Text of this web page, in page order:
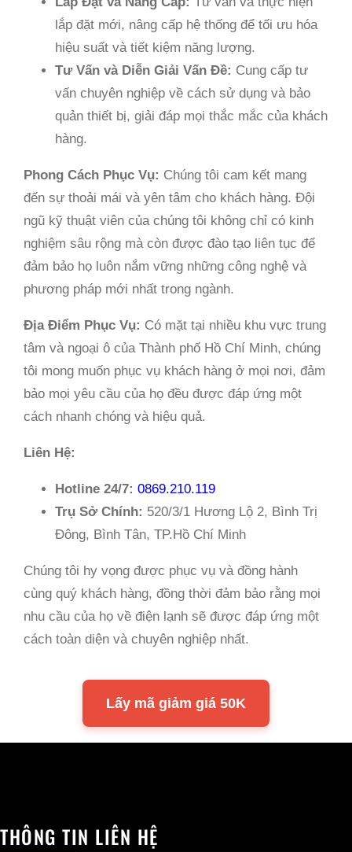
lắp đặt mới, nâng cấp hệ thống để tối ưu hóa
hiệu suất và tiết kiệm năng lượng.
Tư Vấn và Diễn Giải Vấn Đề: Cung cấp tư
vấn chuyên nghiệp về cách sử dụng và bảo
quản thiết bị, giải đáp mọi thắc mắc của khách
hàng.
Phong Cách Phục Vụ: Chúng tôi cam kết mang
đến sự thoải mái và yên tâm cho khách hàng. Đội
ngũ kỹ thuật viên của chúng tôi không chỉ có kinh
nghiệm sâu rộng mà còn được đào tạo liên tục để
đảm bảo họ luôn nắm vững những công nghệ và
phương pháp mới nhất trong ngành.
Địa Điểm Phục Vụ: Có mặt tại nhiều khu vực trung
tâm và ngoại ô của Thành phố Hồ Chí Minh, chúng
tôi mong muốn phục vụ khách hàng ở mọi nơi, đảm
bảo mọi yêu cầu của họ đều được đáp ứng một
cách nhanh chóng và hiệu quả.
Liên Hệ:
Hotline 24/7: 0869.210.119
Trụ Sở Chính: 520/3/1 Hương Lộ 2, Bình Trị
Đông, Bình Tân, TP.Hồ Chí Minh
Chúng tôi hy vọng được phục vụ và đồng hành
cùng quý khách hàng, đồng thời đảm bảo rằng mọi
nhu cầu của họ về điện lạnh sẽ được đáp ứng một
cách toàn diện và chuyên nghiệp nhất.
Lấy mã giảm giá 50K
THÔNG TIN LIÊN HỆ